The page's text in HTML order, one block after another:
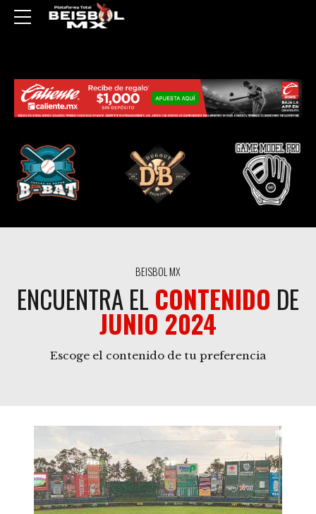
BEISBOL MX
ENCUENTRA EL CONTENIDO DE
JUNIO 2024
Escoge el contenido de tu preferencia